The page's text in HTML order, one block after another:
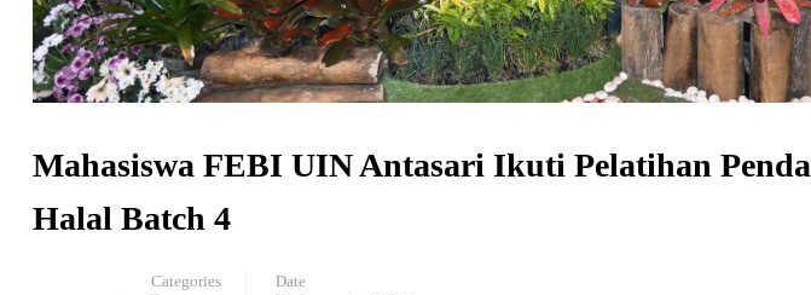
Mahasiswa FEBI UIN Antasari Ikuti Pelatihan
Halal Batch 4
Categories
Date